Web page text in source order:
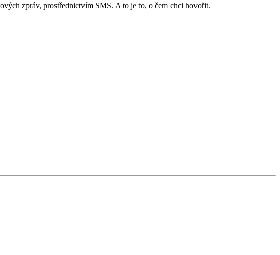
zpráv, prostřednictvím SMS. A to je to, o čem chci hovořit.